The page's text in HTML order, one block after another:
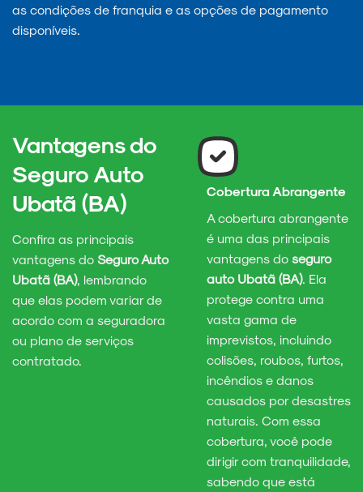
as condições de franquia e as opções de pagamento
disponíveis.
Vantagens do
Seguro Auto
Ubatã (BA)
Confira as principais
vantagens do Seguro Auto
Ubatã (BA), lembrando
que elas podem variar de
acordo com a seguradora
ou plano de serviços
contratado.
Cobertura Abrangente
A cobertura abrangente
é uma das principais
vantagens do seguro
auto Ubatã (BA). Ela
protege contra uma
vasta gama de
imprevistos, incluindo
colisões, roubos, furtos,
incêndios e danos
causados por desastres
naturais. Com essa
cobertura, você pode
dirigir com tranquilidade,
sabendo que está